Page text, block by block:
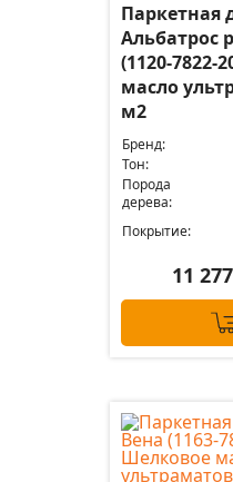
Паркетная
Альбатрос
(1120-7822-
масло
м2
Бренд:
Тон:
Порода
дерева:
Покрытие:
11 277